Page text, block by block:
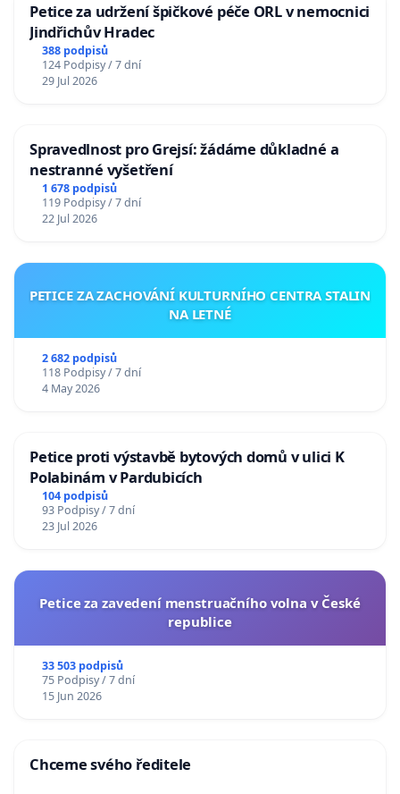
Petice za udržení špičkové péče ORL v nemocnici
Jindřichův Hradec
388 podpisů
124 Podpisy / 7 dní
29 Jul 2026
Spravedlnost pro Grejsí: žádáme důkladné a
nestranné vyšetření
1 678 podpisů
119 Podpisy / 7 dní
22 Jul 2026
PETICE ZA ZACHOVÁNÍ KULTURNÍHO CENTRA STALIN
NA LETNÉ
2 682 podpisů
118 Podpisy / 7 dní
4 May 2026
Petice proti výstavbě bytových domů v ulici K
Polabinám v Pardubicích
104 podpisů
93 Podpisy / 7 dní
23 Jul 2026
Petice za zavedení menstruačního volna v České
republice
33 503 podpisů
75 Podpisy / 7 dní
15 Jun 2026
Chceme svého ředitele